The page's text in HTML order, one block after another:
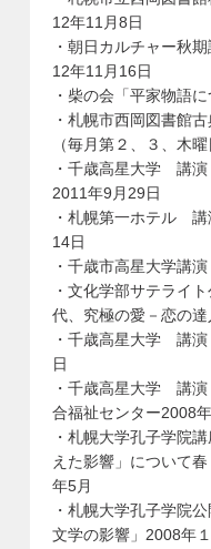
12年11月8日
・朝日カルチャー秋
12年11月16日
・柴の会「平家物語
・札幌市西岡図書館
（毎月第２、３、木
・千歳高星大学 講演
2011年9月29日
・札幌第一ホテル 講
14日
・千歳市高星大学講
・文化学部サテライ
代、究極の愛－恋の
・千歳高星大学 講
日
・千歳高星大学 講演
合福祉センター2008
・札幌大学孔子学院
えた影響」について
年5月
・札幌大学孔子学院
文学の影響」2008年